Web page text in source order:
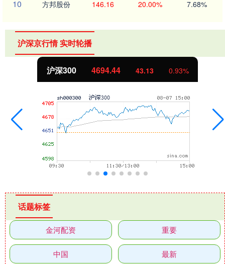
10 方邦股份 146.16 20.00% 7.68%
沪深京行情 实时轮播
沪深300 4694.44 43.13 0.93%
话题标签
金河配资 重要
中国 最新